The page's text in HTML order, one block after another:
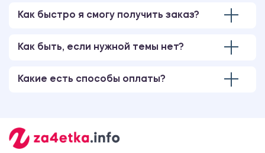
Как быстро я смогу получить заказ?
Как быть, если нужной темы нет?
Какие есть способы оплаты?